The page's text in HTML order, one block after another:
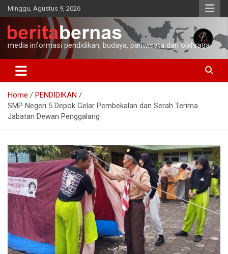
Skip
to
content
Minggu, Agustus 9, 2026
media informasi pendidikan, budaya, pariwisata dan olahraga
Home
PENDIDIKAN
SMP Negeri 5 Depok Gelar Pembekalan dan Serah Terima
Jabatan Dewan Penggalang